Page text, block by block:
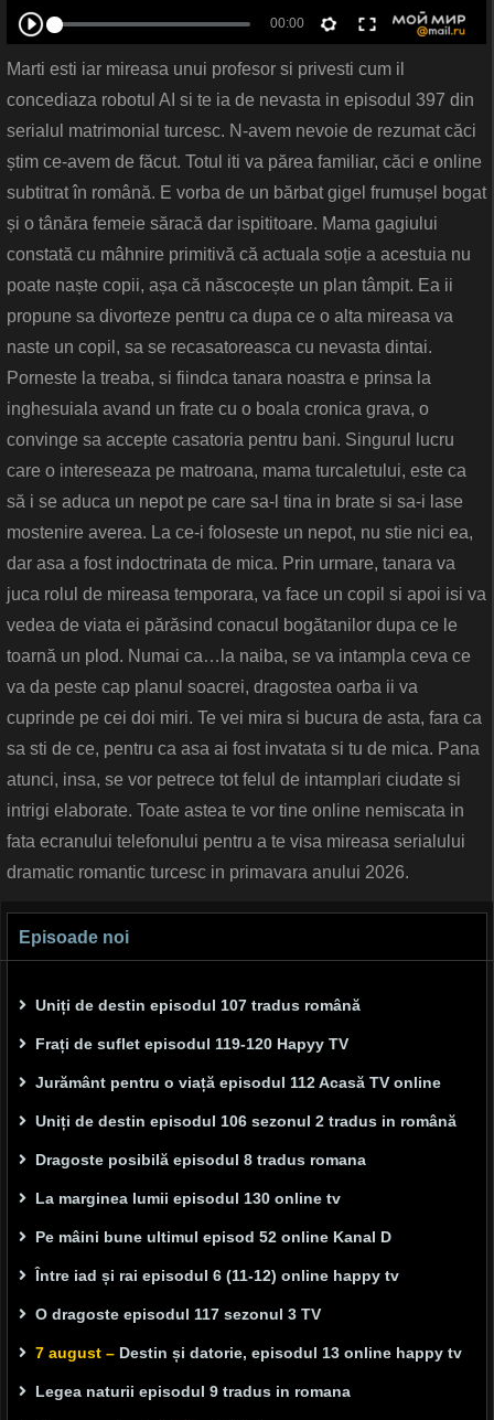
Marti esti iar mireasa unui profesor si privesti cum il
concediaza robotul AI si te ia de nevasta in episodul 397 din
serialul matrimonial turcesc. N-avem nevoie de rezumat căci
știm ce-avem de făcut. Totul iti va părea familiar, căci e online
subtitrat în română. E vorba de un bărbat gigel frumușel bogat
și o tânăra femeie săracă dar ispititoare. Mama gagiului
constată cu mâhnire primitivă că actuala soție a acestuia nu
poate naște copii, așa că născocește un plan tâmpit. Ea ii
propune sa divorteze pentru ca dupa ce o alta mireasa va
naste un copil, sa se recasatoreasca cu nevasta dintai.
Porneste la treaba, si fiindca tanara noastra e prinsa la
inghesuiala avand un frate cu o boala cronica grava, o
convinge sa accepte casatoria pentru bani. Singurul lucru
care o intereseaza pe matroana, mama turcaletului, este ca
să i se aduca un nepot pe care sa-l tina in brate si sa-i lase
mostenire averea. La ce-i foloseste un nepot, nu stie nici ea,
dar asa a fost indoctrinata de mica. Prin urmare, tanara va
juca rolul de mireasa temporara, va face un copil si apoi isi va
vedea de viata ei părăsind conacul bogătanilor dupa ce le
toarnă un plod. Numai ca…la naiba, se va intampla ceva ce
va da peste cap planul soacrei, dragostea oarba ii va
cuprinde pe cei doi miri. Te vei mira si bucura de asta, fara ca
sa sti de ce, pentru ca asa ai fost invatata si tu de mica. Pana
atunci, insa, se vor petrece tot felul de intamplari ciudate si
intrigi elaborate. Toate astea te vor tine online nemiscata in
fata ecranului telefonului pentru a te visa mireasa serialului
dramatic romantic turcesc in primavara anului 2026.
Episoade noi
Uniți de destin episodul 107 tradus română
Frați de suflet episodul 119-120 Hapyy TV
Jurământ pentru o viață episodul 112 Acasă TV online
Uniți de destin episodul 106 sezonul 2 tradus in română
Dragoste posibilă episodul 8 tradus romana
La marginea lumii episodul 130 online tv
Pe mâini bune ultimul episod 52 online Kanal D
Între iad și rai episodul 6 (11-12) online happy tv
O dragoste episodul 117 sezonul 3 TV
7 august – Destin și datorie, episodul 13 online happy tv
Legea naturii episodul 9 tradus in romana